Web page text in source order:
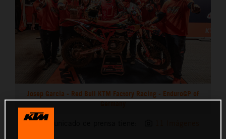
Josep Garcia - Red Bull KTM Factory Racing - EnduroGP of
Germany
Este comunicado de prensa tiene: